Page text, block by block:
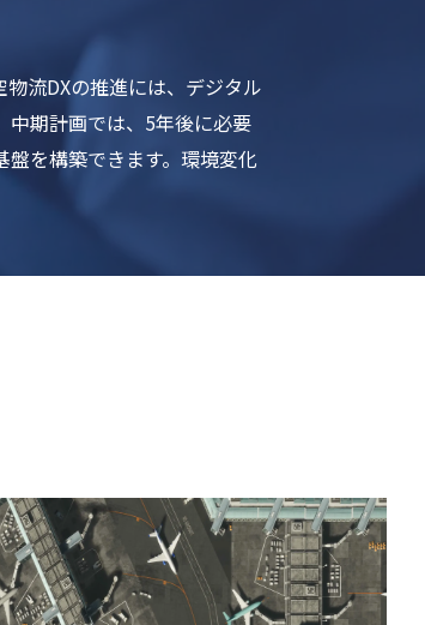
流DXの推進には、デジタル
中期計画では、5年後に必要
を構築できます。環境変化